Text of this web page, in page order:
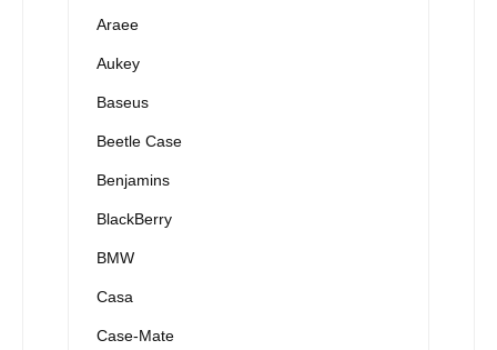
Araee
Aukey
Baseus
Beetle Case
Benjamins
BlackBerry
BMW
Casa
Case-Mate